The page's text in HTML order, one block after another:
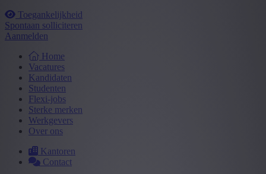
Toegankelijkheid
Spontaan solliciteren
Aanmelden
Home
Vacatures
Kandidaten
Studenten
Flexi-jobs
Sterke merken
Werkgevers
Over ons
Kantoren
Contact